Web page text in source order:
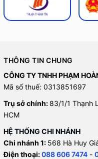
THÔNG TIN CHUNG
CÔNG TY TNHH PHẠM
Mã số thuế: 0313851697
Trụ sở chính: 83/1/1 Thạnh
HCM
HỆ THỐNG CHI NHÁNH
Chi nhánh 1: 568 Hà Huy
Điện thoại:088 606 7474 -